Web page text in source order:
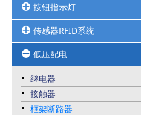
按钮指示灯
按钮
三色灯
选择开关
指示灯
传感器RFID系统
安全光幕扫描器
光电光纤接近限位压力传感器
位移传感器及RFID系统
低压配电
继电器
接触器
框架断路器